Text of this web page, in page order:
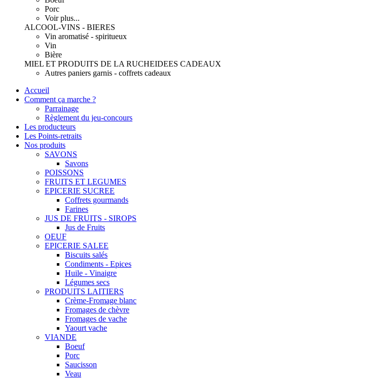
Porc
Voir plus...
ALCOOL-VINS - BIERES
Vin aromatisé - spiritueux
Vin
Bière
MIEL ET PRODUITS DE LA RUCHEIDEES CADEAUX
Autres paniers garnis - coffrets cadeaux
Accueil
Comment ça marche ?
Parrainage
Règlement du jeu-concours
Les producteurs
Les Points-retraits
Nos produits
SAVONS
Savons
POISSONS
FRUITS ET LEGUMES
EPICERIE SUCREE
Coffrets gourmands
Farines
JUS DE FRUITS - SIROPS
Jus de Fruits
OEUF
EPICERIE SALEE
Biscuits salés
Condiments - Epices
Huile - Vinaigre
Légumes secs
PRODUITS LAITIERS
Crème-Fromage blanc
Fromages de chèvre
Fromages de vache
Yaourt vache
VIANDE
Boeuf
Porc
Saucisson
Veau